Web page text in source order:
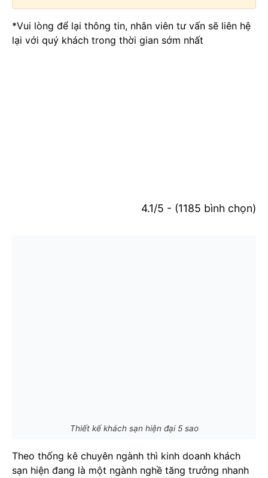
*Vui lòng để lại thông tin, nhân viên tư vấn sẽ liên hệ
lại với quý khách trong thời gian sớm nhất
4.1/5 - (1185 bình chọn)
Thiết kế khách sạn hiện đại 5 sao
Theo thống kê chuyên ngành thì kinh doanh khách
sạn hiện đang là một ngành nghề tăng trưởng nhanh